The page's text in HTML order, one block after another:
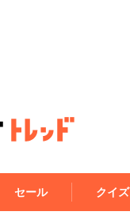
セール クイズ